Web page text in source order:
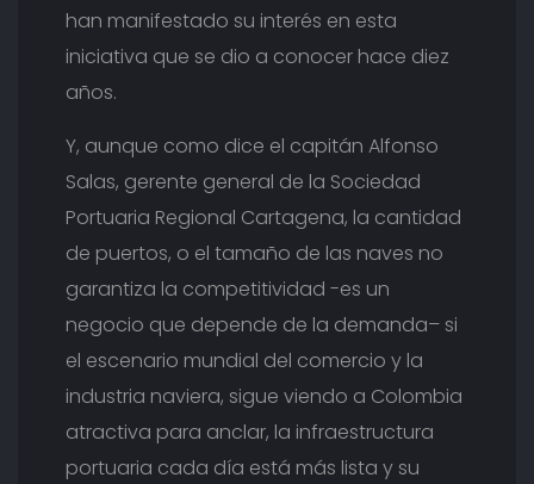
han manifestado su interés en esta
iniciativa que se dio a conocer hace diez
años.
Y, aunque como dice el capitán Alfonso
Salas, gerente general de la Sociedad
Portuaria Regional Cartagena, la cantidad
de puertos, o el tamaño de las naves no
garantiza la competitividad -es un
negocio que depende de la demanda– si
el escenario mundial del comercio y la
industria naviera, sigue viendo a Colombia
atractiva para anclar, la infraestructura
portuaria cada día está más lista y su